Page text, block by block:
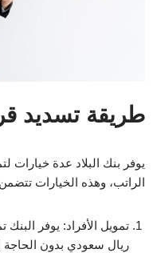
طريقة تسديد
يوفر بنك البلاد عدة خيارات
الراتب، وهذه الخيارات تتضمن
ريال سعودي بدون الحاجة